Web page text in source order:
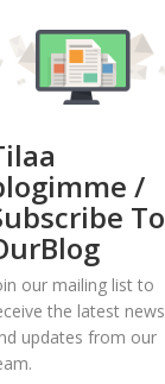
/
To
our mailing list to
the latest news
updates from our